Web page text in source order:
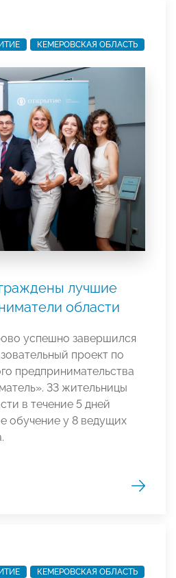
КЕМЕРОВСКАЯ ОБЛАСТЬ
лучшие
области
успешно завершился
проект по
предпринимательства
33 жительницы
в течение 5 дней
обучение у 8 ведущих
КЕМЕРОВСКАЯ ОБЛАСТЬ